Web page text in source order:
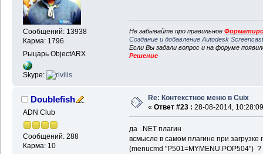
Сообщений: 13938
Карма: 1796
Рыцарь ObjectARX
Skype:
Не забывайте про правильное
Создание и добавление Autodesk
Если Вы задали вопрос и на форуме
Решение
Doublefish
ADN Club
Сообщений: 288
Карма: 10
Re: Контекстное меню в Cuix
« Ответ #23 : 28-08-2014,
да .NET плагин
всмысле в самом плагине при
(menucmd "P501=MYMENU.POP504") ?